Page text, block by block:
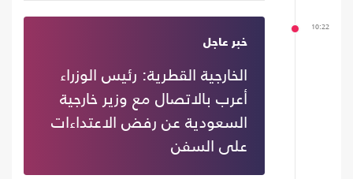
10:22
خبر عاجل
الخارجية القطرية: رئيس الوزراء
أعرب بالاتصال مع وزير خارجية
السعودية عن رفض الاعتداءات
على السفن